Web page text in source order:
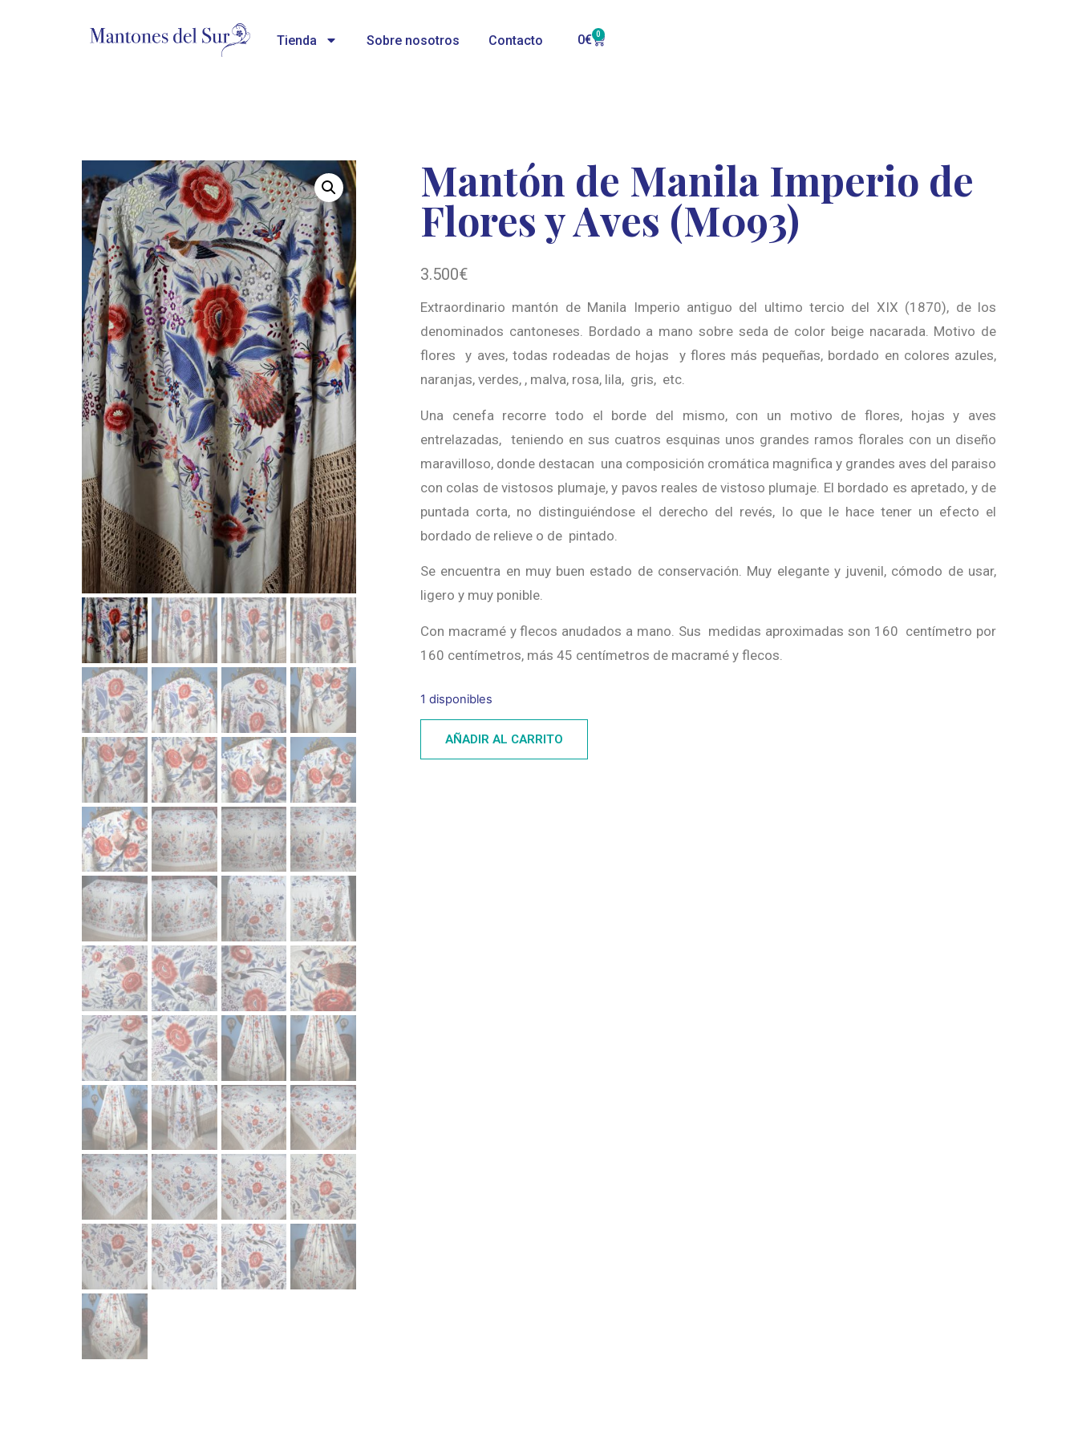
Tienda Sobre nosotros Contacto 0€ 0
Mantón de Manila Imperio de
Flores y Aves (M093)
3.500€
Extraordinario mantón de Manila Imperio antiguo del ultimo tercio del XIX (1870), de los
denominados cantoneses. Bordado a mano sobre seda de color beige nacarada. Motivo de
flores y aves, todas rodeadas de hojas y flores más pequeñas, bordado en colores azules,
naranjas, verdes, , malva, rosa, lila, gris, etc.
Una cenefa recorre todo el borde del mismo, con un motivo de flores, hojas y aves
entrelazadas, teniendo en sus cuatros esquinas unos grandes ramos florales con un diseño
maravilloso, donde destacan una composición cromática magnifica y grandes aves del paraiso
con colas de vistosos plumaje, y pavos reales de vistoso plumaje. El bordado es apretado, y de
puntada corta, no distinguiéndose el derecho del revés, lo que le hace tener un efecto el
bordado de relieve o de pintado.
Se encuentra en muy buen estado de conservación. Muy elegante y juvenil, cómodo de usar,
ligero y muy ponible.
Con macramé y flecos anudados a mano. Sus medidas aproximadas son 160 centímetro por
160 centímetros, más 45 centímetros de macramé y flecos.
1 disponibles
AÑADIR AL CARRITO